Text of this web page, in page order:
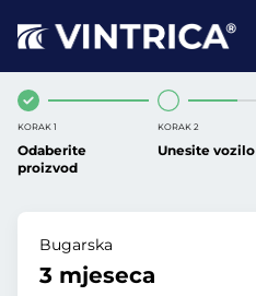
KORAK 1
Odaberite
proizvod
KORAK 2
Unesite vozilo
Bugarska
3 mjeseca